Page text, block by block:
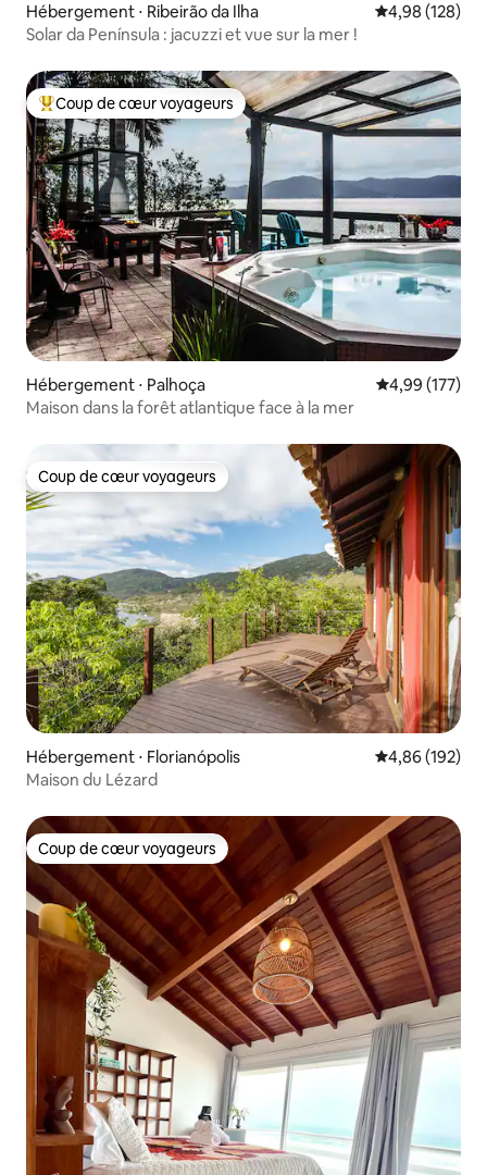
Hébergement ⋅ Ribeirão da Ilha Évaluation
4,98 (128)
Solar da Península : jacuzzi et vue sur la mer !
Coups de cœur voyageurs les plus appréciés
Coup de cœur voyageurs
Hébergement ⋅ Palhoça Évaluation
4,99 (177)
Maison dans la forêt atlantique face à la mer
Coup de cœur voyageurs
Coup de cœur voyageurs
Hébergement ⋅ Florianópolis Évaluation
4,86 (192)
Maison du Lézard
Coup de cœur voyageurs
Coup de cœur voyageurs